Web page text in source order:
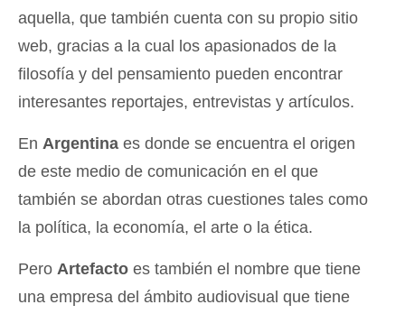
aquella, que también cuenta con su propio sitio
web, gracias a la cual los apasionados de la
filosofía y del pensamiento pueden encontrar
interesantes reportajes, entrevistas y artículos.
En Argentina es donde se encuentra el origen
de este medio de comunicación en el que
también se abordan otras cuestiones tales como
la política, la economía, el arte o la ética.
Pero Artefacto es también el nombre que tiene
una empresa del ámbito audiovisual que tiene